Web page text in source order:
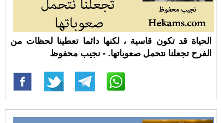
الحياة قد تكون قاسية ، لكنها دائما تعطينا لحظات من
الفرح تجعلنا نتحمل صعوباتها. - نجيب محفوظ